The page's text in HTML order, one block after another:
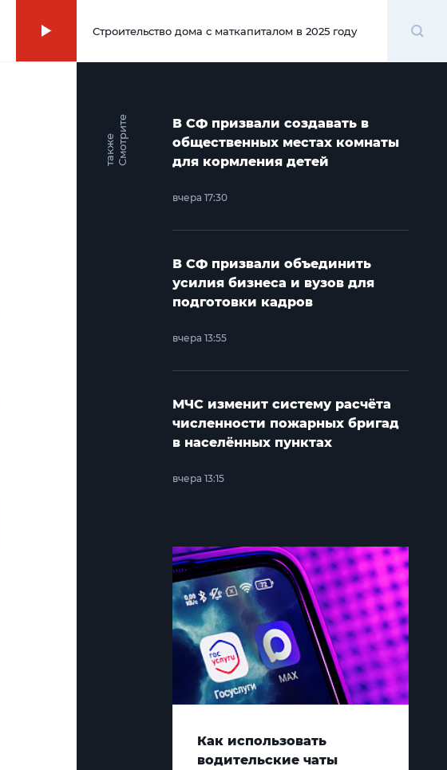
00:00
Строительство дома с маткапиталом в 2025 году
С
м
о
т
р и
т
е
т
а
к
ж
е
В СФ призвали создавать в
общественных местах комнаты
для кормления детей
вчера 17:30
В СФ призвали объединить
усилия бизнеса и вузов для
подготовки кадров
вчера 13:55
МЧС изменит систему расчёта
численности пожарных бригад
в населённых пунктах
вчера 13:15
Как использовать
водительские чаты